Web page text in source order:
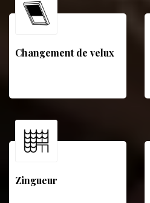
Changement de velux
Zingueur